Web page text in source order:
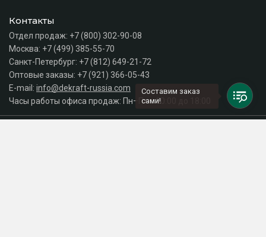
Контакты
Отдел продаж: +7 (800) 302-90-08
Москва: +7 (499) 385-55-70
Санкт-Петербург: +7 (812) 649-21-72
Оптовые заказы: +7 (921) 366-05-43
E-mail: info@dekraft-russia.com
Часы работы офиса продаж: Пн–Пт с 10:00 до 18:00
Составим заказ
сами!